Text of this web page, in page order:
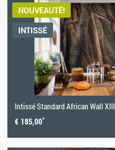
NOUVEAUTÉ!
INTISSÉ
Intissé Standard African Wall XIII
€ 185,00*